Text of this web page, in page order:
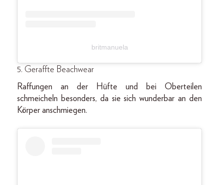
britmanuela
5. Geraffte Beachwear
Raffungen an der Hüfte und bei Oberteilen
schmeicheln besonders, da sie sich wunderbar an den
Körper anschmiegen.